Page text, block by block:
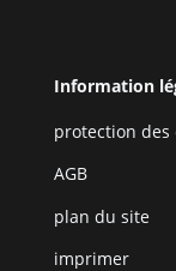
Information
protection des
AGB
plan du site
imprimer